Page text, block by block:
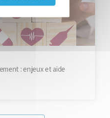
: enjeux et aide